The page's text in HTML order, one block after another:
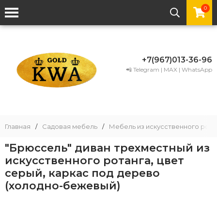
0
+7(967)013-36-96
📲 Telegram | MAX | WhatsApp
Главная / Садовая мебель / Мебель из искусственного
"Брюссель" диван трехместный из
искусственного ротанга, цвет
серый, каркас под дерево
(холодно-бежевый)